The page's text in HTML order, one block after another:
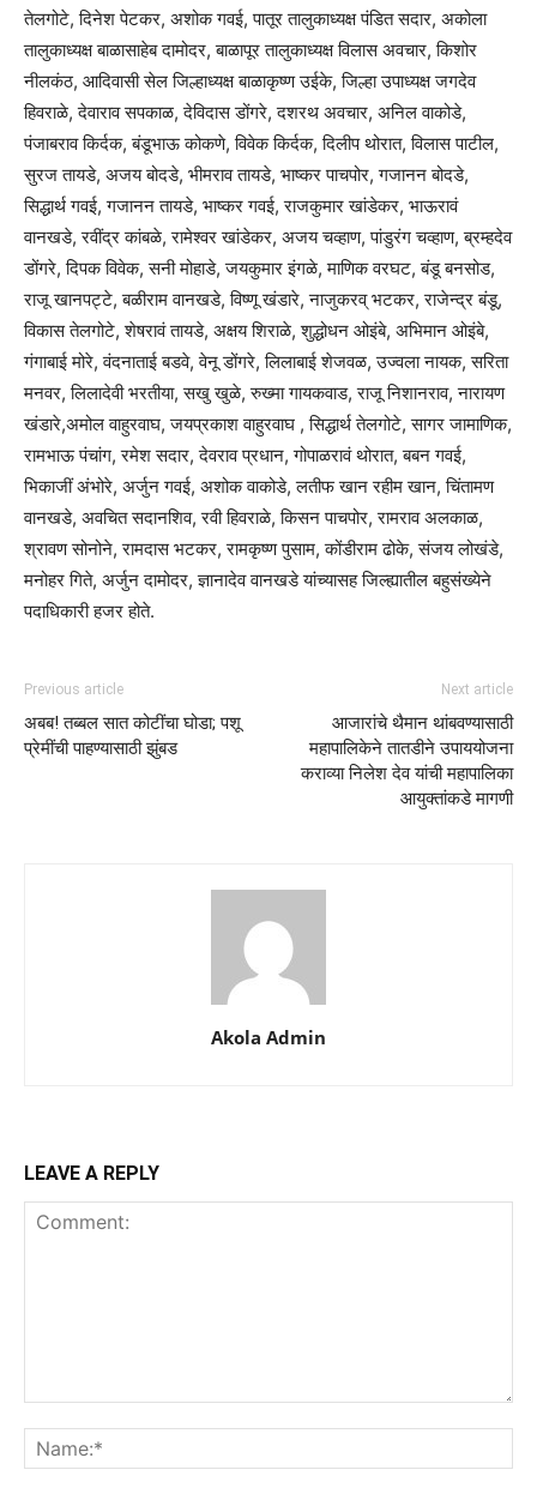
तेलगोटे, दिनेश पेटकर, अशोक गवई, पातूर तालुकाध्यक्ष पंडित सदार, अकोला
तालुकाध्यक्ष बाळासाहेब दामोदर, बाळापूर तालुकाध्यक्ष विलास अवचार, किशोर
नीलकंठ, आदिवासी सेल जिल्हाध्यक्ष बाळाकृष्ण उईके, जिल्हा उपाध्यक्ष जगदेव
हिवराळे, देवाराव सपकाळ, देविदास डोंगरे, दशरथ अवचार, अनिल वाकोडे,
पंजाबराव किर्दक, बंडूभाऊ कोकणे, विवेक किर्दक, दिलीप थोरात, विलास पाटील,
सुरज तायडे, अजय बोदडे, भीमराव तायडे, भाष्कर पाचपोर, गजानन बोदडे,
सिद्धार्थ गवई, गजानन तायडे, भाष्कर गवई, राजकुमार खांडेकर, भाऊरावं
वानखडे, रवींद्र कांबळे, रामेश्वर खांडेकर, अजय चव्हाण, पांडुरंग चव्हाण, ब्रम्हदेव
डोंगरे, दिपक विवेक, सनी मोहाडे, जयकुमार इंगळे, माणिक वरघट, बंडू बनसोड,
राजू खानपट्टे, बळीराम वानखडे, विष्णू खंडारे, नाजुकरव् भटकर, राजेन्द्र बंडू,
विकास तेलगोटे, शेषरावं तायडे, अक्षय शिराळे, शुद्धोधन ओइंबे, अभिमान ओइंबे,
गंगाबाई मोरे, वंदनाताई बडवे, वेनू डोंगरे, लिलाबाई शेजवळ, उज्वला नायक, सरिता
मनवर, लिलादेवी भरतीया, सखु खुळे, रुख्मा गायकवाड, राजू निशानराव, नारायण
खंडारे,अमोल वाहुरवाघ, जयप्रकाश वाहुरवाघ , सिद्धार्थ तेलगोटे, सागर जामाणिक,
रामभाऊ पंचांग, रमेश सदार, देवराव प्रधान, गोपाळरावं थोरात, बबन गवई,
भिकाजीं अंभोरे, अर्जुन गवई, अशोक वाकोडे, लतीफ खान रहीम खान, चिंतामण
वानखडे, अवचित सदानशिव, रवी हिवराळे, किसन पाचपोर, रामराव अलकाळ,
श्रावण सोनोने, रामदास भटकर, रामकृष्ण पुसाम, कोंडीराम ढोके, संजय लोखंडे,
मनोहर गिते, अर्जुन दामोदर, ज्ञानादेव वानखडे यांच्यासह जिल्ह्यातील बहुसंख्येने
पदाधिकारी हजर होते.
Previous article
अबब! तब्बल सात कोटींचा घोडा; पशू
प्रेमींची पाहण्यासाठी झुंबड
Next article
आजारांचे थैमान थांबवण्यासाठी
महापालिकेने तातडीने उपाययोजना
कराव्या निलेश देव यांची महापालिका
आयुक्तांकडे मागणी
Akola Admin
LEAVE A REPLY